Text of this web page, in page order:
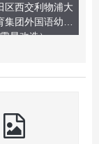
区西交利物浦大
集团外国语幼儿
星改造）